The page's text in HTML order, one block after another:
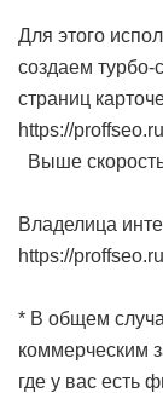
Для этого
создаем
страниц
https://
Выше
Владелица
https://
* В общем
коммерческим
где у вас есть